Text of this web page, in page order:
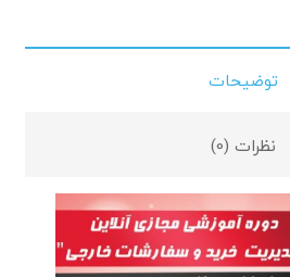
توضیحات
نظرات (0)